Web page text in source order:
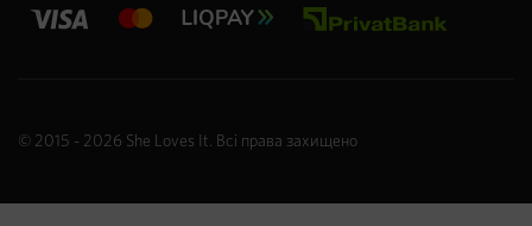
© 2015 - 2026 She Loves It . Всі права захищено